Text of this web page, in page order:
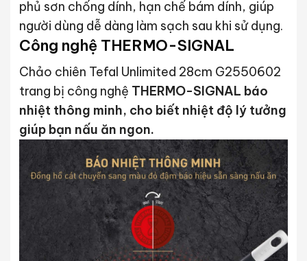
phủ sơn chống dính, hạn chế bám dính, giúp
người dùng dễ dàng làm sạch sau khi sử dụng.
Công nghệ THERMO-SIGNAL
Chảo chiên Tefal Unlimited 28cm G2550602
trang bị công nghệ THERMO-SIGNAL báo
nhiệt thông minh, cho biết nhiệt độ lý tưởng
giúp bạn nấu ăn ngon.